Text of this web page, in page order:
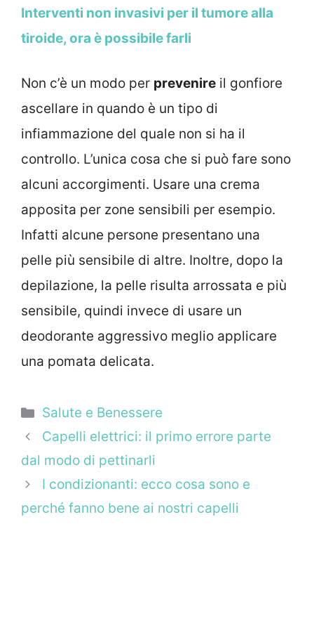
Interventi non invasivi per il tumore alla
tiroide, ora è possibile farli
Non c’è un modo per prevenire il gonfiore
ascellare in quando è un tipo di
infiammazione del quale non si ha il
controllo. L’unica cosa che si può fare sono
alcuni accorgimenti. Usare una crema
apposita per zone sensibili per esempio.
Infatti alcune persone presentano una
pelle più sensibile di altre. Inoltre, dopo la
depilazione, la pelle risulta arrossata e più
sensibile, quindi invece di usare un
deodorante aggressivo meglio applicare
una pomata delicata.
Categorie
Salute e Benessere
Capelli elettrici: il primo errore parte
dal modo di pettinarli
I condizionanti: ecco cosa sono e
perché fanno bene ai nostri capelli